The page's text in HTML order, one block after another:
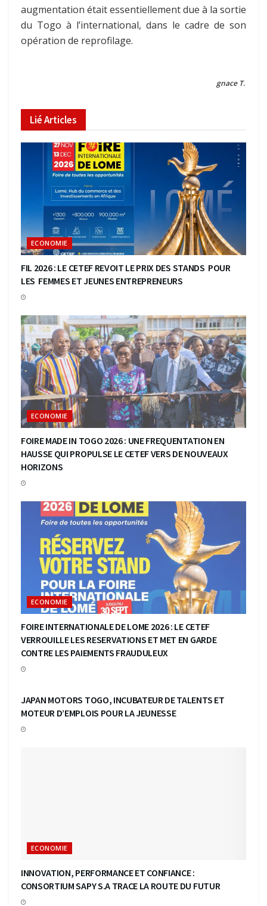
augmentation était essentiellement due à la sortie
du Togo à l’international, dans le cadre de son
opération de reprofilage.
gnace T.
LiéArticles
ECONOMIE
FIL 2026 : LE CETEF REVOIT LE PRIX DES STANDS POUR
LES FEMMES ET JEUNES ENTREPRENEURS
ECONOMIE
FOIRE MADE IN TOGO 2026 : UNE FREQUENTATION EN
HAUSSE QUI PROPULSE LE CETEF VERS DE NOUVEAUX
HORIZONS
ECONOMIE
FOIRE INTERNATIONALE DE LOME 2026 : LE CETEF
VERROUILLE LES RESERVATIONS ET MET EN GARDE
CONTRE LES PAIEMENTS FRAUDULEUX
JAPAN MOTORS TOGO, INCUBATEUR DE TALENTS ET
MOTEUR D’EMPLOIS POUR LA JEUNESSE
ECONOMIE
INNOVATION, PERFORMANCE ET CONFIANCE :
CONSORTIUM SAPY S.A TRACE LA ROUTE DU FUTUR